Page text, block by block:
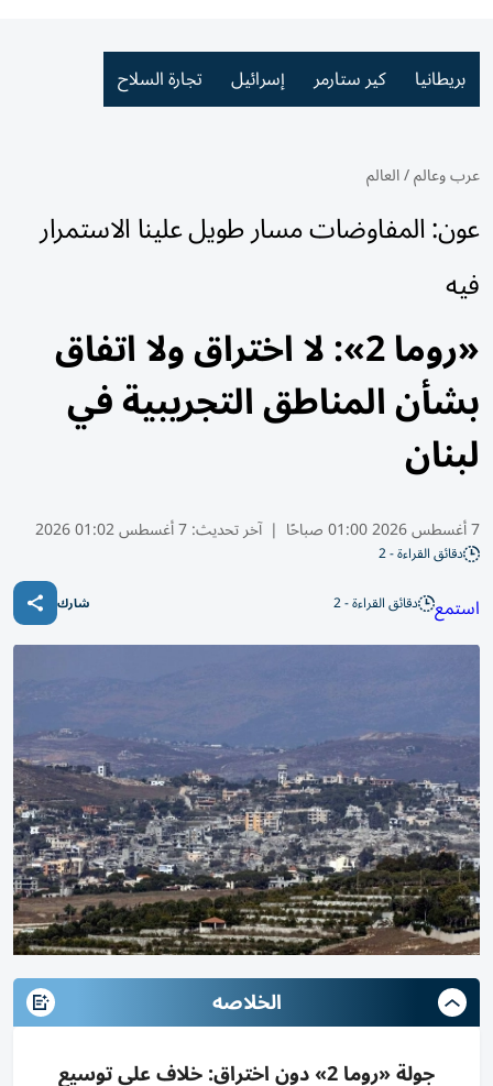
بريطانيا كير ستارمر إسرائيل تجارة السلاح
عرب وعالم/العالم
عون: المفاوضات مسار طويل علينا الاستمرار
فيه
«روما 2»: لا اختراق ولا اتفاق
بشأن المناطق التجريبية في
لبنان
7 أغسطس 2026 01:00 صباحًا | آخر تحديث:7 أغسطس 01:02 2026
دقائق القراءة - 2
استمع دقائق القراءة - 2 شارك
الخلاصه
جولة «روما 2» دون اختراق: خلاف على توسيع